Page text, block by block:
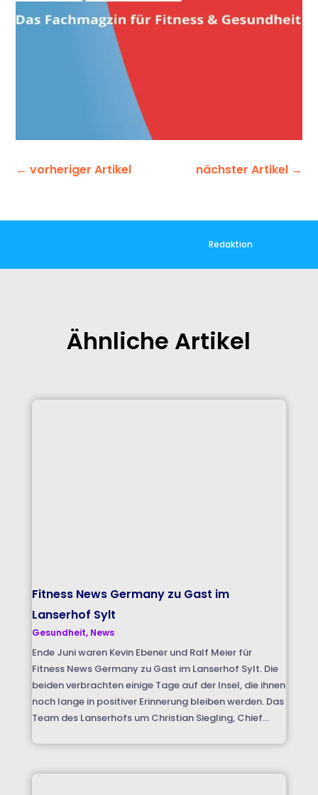
←vorheriger Artikel nächster Artikel→
Redaktion
Ähnliche Artikel
Fitness News Germany zu Gast im
Lanserhof Sylt
Gesundheit, News
Ende Juni waren Kevin Ebener und Ralf Meier für
Fitness News Germany zu Gast im Lanserhof Sylt. Die
beiden verbrachten einige Tage auf der Insel, die ihnen
noch lange in positiver Erinnerung bleiben werden. Das
Team des Lanserhofs um Christian Siegling, Chief...